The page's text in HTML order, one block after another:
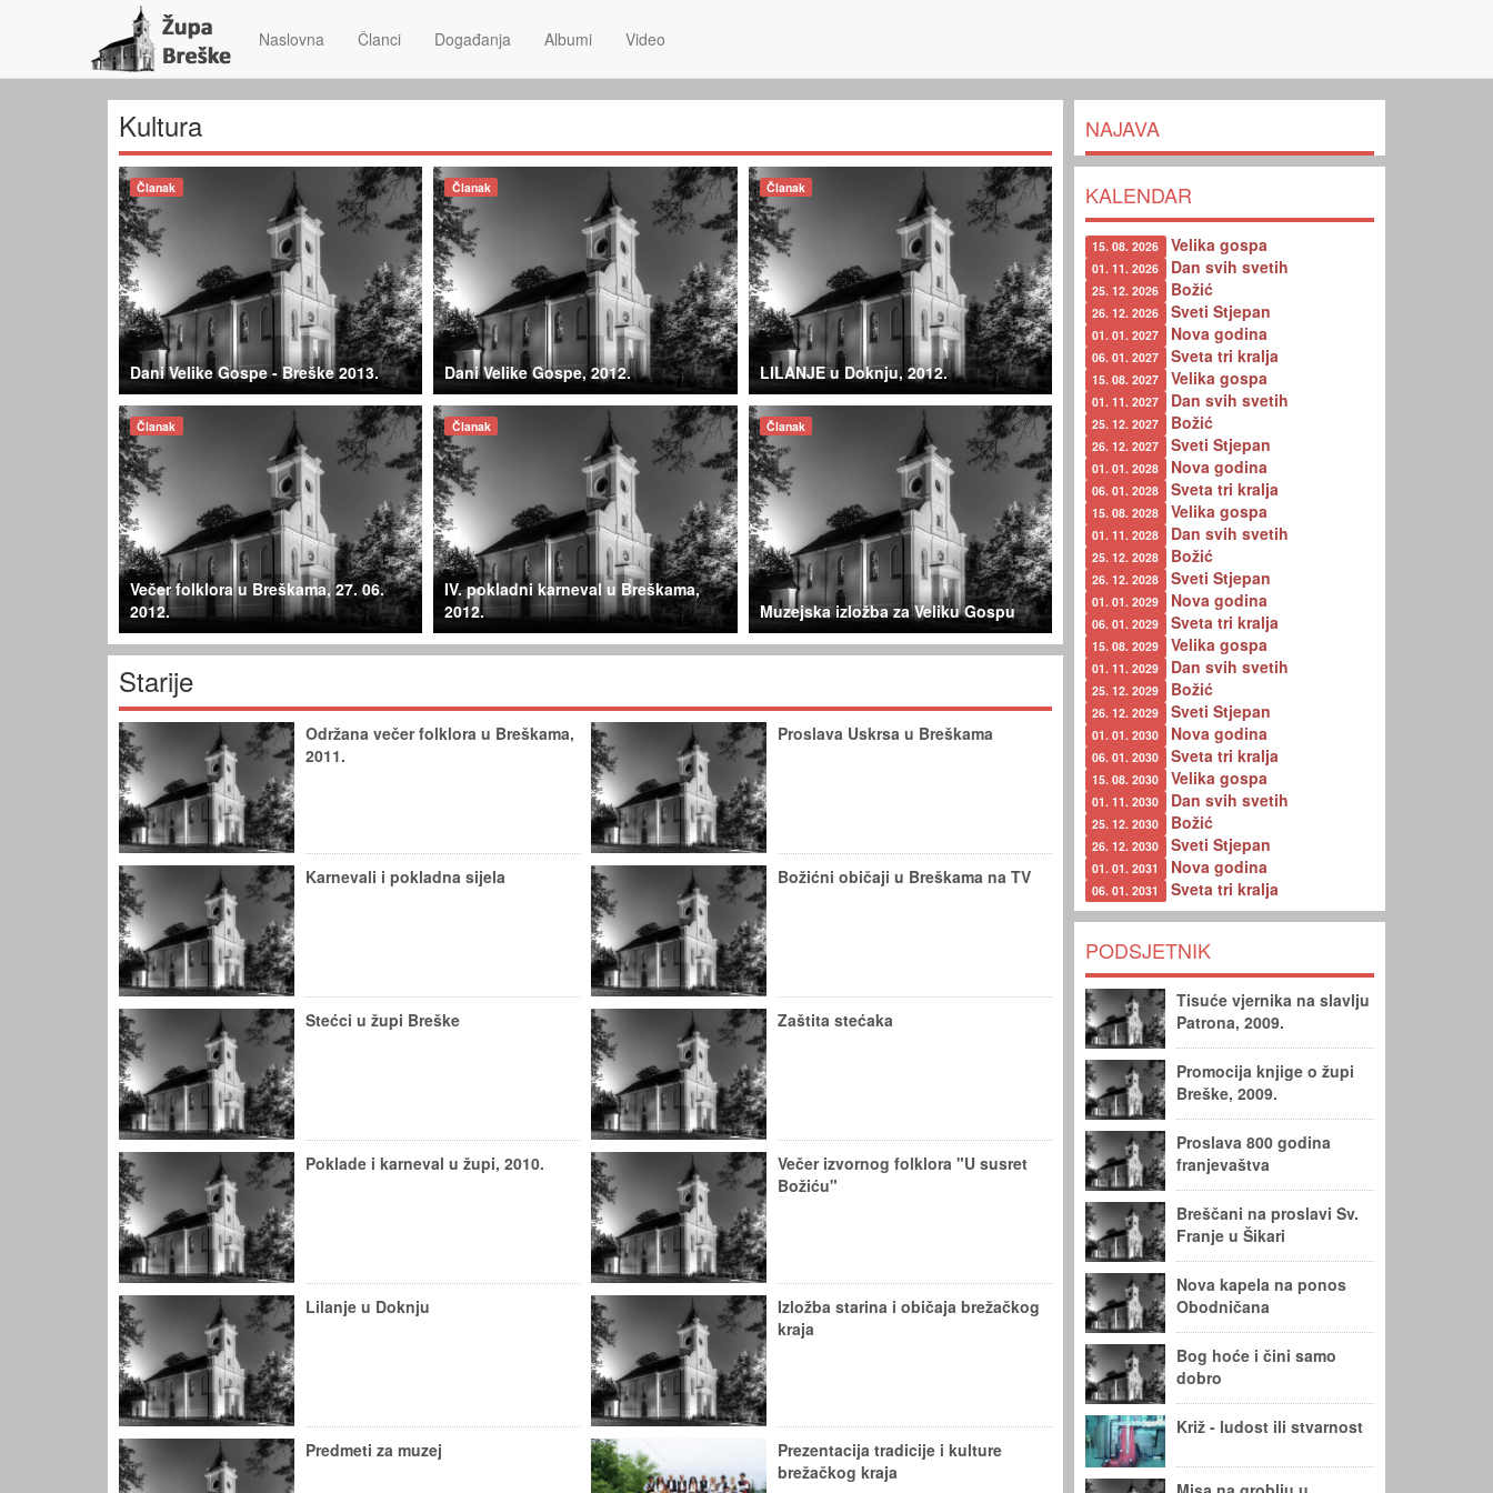
Naslovna Članci Događanja Albumi Video
Kultura
Dani Velike Gospe - Breške 2013.
Članak
Dani Velike Gospe, 2012.
Članak
LILANJE u Doknju, 2012.
Članak
Večer folklora u Breškama, 27. 06.
2012.
Članak
IV. pokladni karneval u Breškama,
2012.
Članak
Muzejska izložba za Veliku Gospu
Članak
Starije
Održana večer folklora u Breškama,
2011.
Proslava Uskrsa u Breškama
Karnevali i pokladna sijela Božićni običaji u Breškama na TV
Stećci u župi Breške Zaštita stećaka
Poklade i karneval u župi, 2010.
Večer izvornog folklora "U susret
Božiću"
Lilanje u Doknju
Izložba starina i običaja brežačkog
kraja
Predmeti za muzej
Prezentacija tradicije i kulture
brežačkog kraja
NAJAVA
KALENDAR
15. 08. 2026 Velika gospa
01. 11. 2026 Dan svih svetih
25. 12. 2026 Božić
26. 12. 2026 Sveti Stjepan
01. 01. 2027 Nova godina
06. 01. 2027 Sveta tri kralja
15. 08. 2027 Velika gospa
01. 11. 2027 Dan svih svetih
25. 12. 2027 Božić
26. 12. 2027 Sveti Stjepan
01. 01. 2028 Nova godina
06. 01. 2028 Sveta tri kralja
15. 08. 2028 Velika gospa
01. 11. 2028 Dan svih svetih
25. 12. 2028 Božić
26. 12. 2028 Sveti Stjepan
01. 01. 2029 Nova godina
06. 01. 2029 Sveta tri kralja
15. 08. 2029 Velika gospa
01. 11. 2029 Dan svih svetih
25. 12. 2029 Božić
26. 12. 2029 Sveti Stjepan
01. 01. 2030 Nova godina
06. 01. 2030 Sveta tri kralja
15. 08. 2030 Velika gospa
01. 11. 2030 Dan svih svetih
25. 12. 2030 Božić
26. 12. 2030 Sveti Stjepan
01. 01. 2031 Nova godina
06. 01. 2031 Sveta tri kralja
PODSJETNIK
Tisuće vjernika na slavlju
Patrona, 2009.
Promocija knjige o župi
Breške, 2009.
Proslava 800 godina
franjevaštva
Breščani na proslavi Sv.
Franje u Šikari
Nova kapela na ponos
Obodničana
Bog hoće i čini samo
dobro
Križ - ludost ili stvarnost